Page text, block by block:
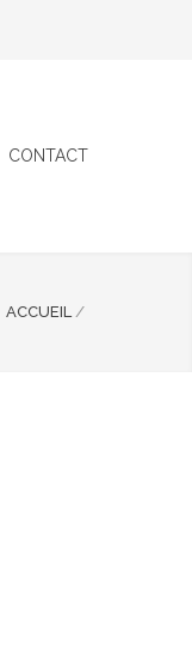
CONTACT
ACCUEIL /